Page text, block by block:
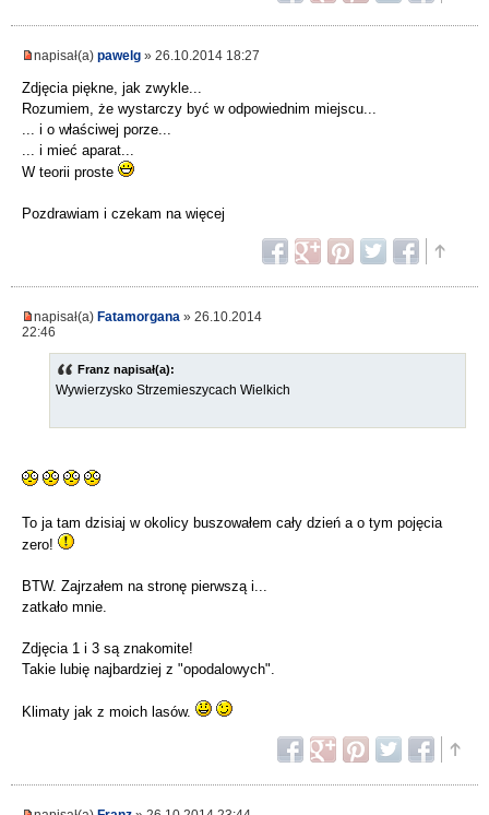
napisał(a) pawelg » 26.10.2014 18:27
Zdjęcia piękne, jak zwykle...
Rozumiem, że wystarczy być w odpowiednim miejscu...
... i o właściwej porze...
... i mieć aparat...
W teorii proste
Pozdrawiam i czekam na więcej
napisał(a) Fatamorgana » 26.10.2014
22:46
Franz napisał(a):
Wywierzysko Strzemieszycach Wielkich
To ja tam dzisiaj w okolicy buszowałem cały dzień a o tym pojęcia
zero!
BTW. Zajrzałem na stronę pierwszą i...
zatkało mnie.
Zdjęcia 1 i 3 są znakomite!
Takie lubię najbardziej z "opodalowych".
Klimaty jak z moich lasów.